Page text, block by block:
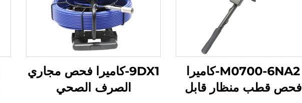
M0700-6NA2-كاميرا
فحص قطب منظار قابل
9DX1-كاميرا فحص مجاري
الصرف الصحي